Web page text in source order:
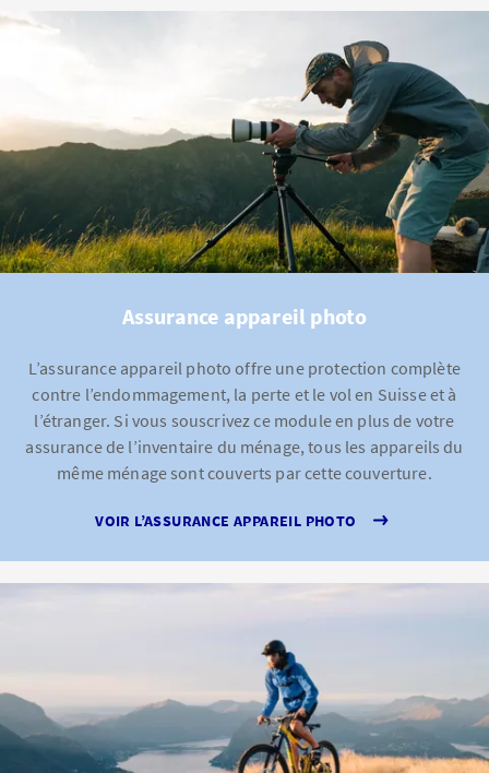
Assurance appareil photo
L’assurance appareil photo offre une protection complète
contre l’endommagement, la perte et le vol en Suisse et à
l’étranger. Si vous souscrivez ce module en plus de votre
assurance de l’inventaire du ménage, tous les appareils du
même ménage sont couverts par cette couverture.
VOIR L’ASSURANCE APPAREIL PHOTO